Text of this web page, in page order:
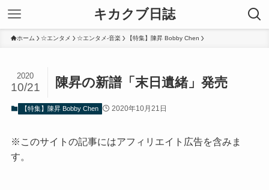
キカクブ日誌
ホーム ☆エンタメ ☆エンタメ-音楽 【特集】陳昇 Bobby Chen
陳昇の新譜「末日遺緒」発売
2020
10/21
【特集】陳昇 Bobby Chen 2020年10月21日
※このサイトの記事にはアフィリエイト広告を含みま
す。